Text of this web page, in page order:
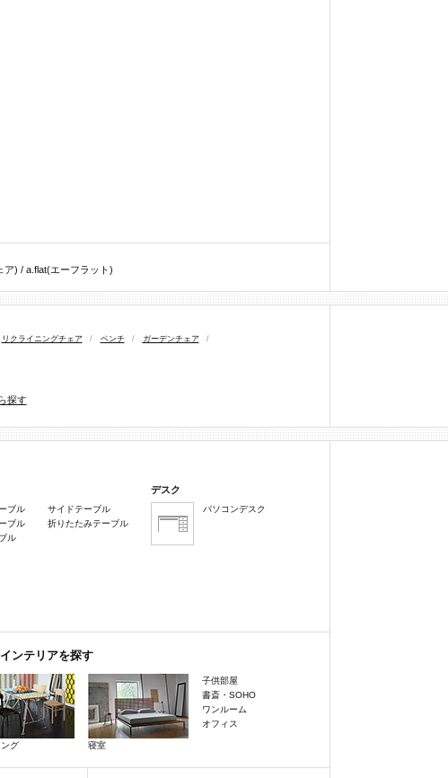
) / a.flat(エーフラット)
リクライニングチェア / ベンチ / ガーデンチェア
/
探す
ブル
ブル
ル
サイドテーブル
折りたたみテーブル
デスク
パソコンデスク
ンテリアを探す
グ 寝室
子供部屋
書斎・SOHO
ワンルーム
オフィス